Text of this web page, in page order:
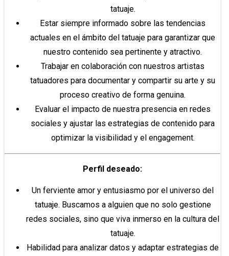
tatuaje.
Estar siempre informado sobre las tendencias
actuales en el ámbito del tatuaje para garantizar que
nuestro contenido sea pertinente y atractivo.
Trabajar en colaboración con nuestros artistas
tatuadores para documentar y compartir su arte y su
proceso creativo de forma genuina.
Evaluar el impacto de nuestra presencia en redes
sociales y ajustar las estrategias de contenido para
optimizar la visibilidad y el engagement.
Perfil deseado:
Un ferviente amor y entusiasmo por el universo del
tatuaje. Buscamos a alguien que no solo gestione
redes sociales, sino que viva inmerso en la cultura del
tatuaje.
Habilidad para analizar datos y adaptar estrategias de